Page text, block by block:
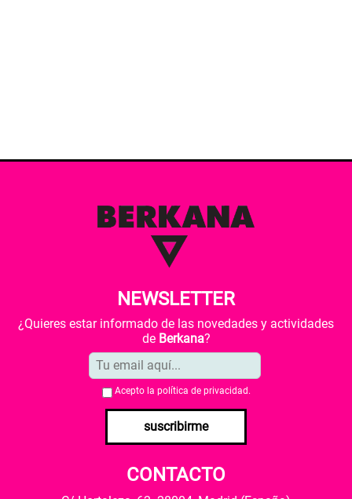
NEWSLETTER
¿Quieres estar informado de las novedades y actividades
de Berkana?
Acepto la política de privacidad .
suscribirme
CONTACTO